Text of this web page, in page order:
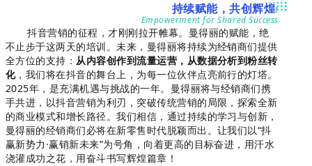
持续赋能，共创辉煌t
Empowerment for Shared Success
抖音营销的征程，才刚刚拉开帷幕。曼得丽的赋能，绝
不止步于这两天的培训。未来，曼得丽将持续为经销商们提供
全方位的支持：从内容创作到流量运营，从数据分析到粉丝转
化，我们将在抖音的舞台上，为每一位伙伴点亮前行的灯塔。
2025年，是充满机遇与挑战的一年。曼得丽将与经销商们携
手共进，以抖音营销为利刃，突破传统营销的局限，探索全新
的商业模式和增长路径。我们相信，通过持续的学习与创新，
曼得丽的经销商们必将在新零售时代脱颖而出。让我们以“抖
赢新势力·赢销新未来”为号角，向着更高的目标奋进，用汗水
浇灌成功之花，用奋斗书写辉煌篇章！